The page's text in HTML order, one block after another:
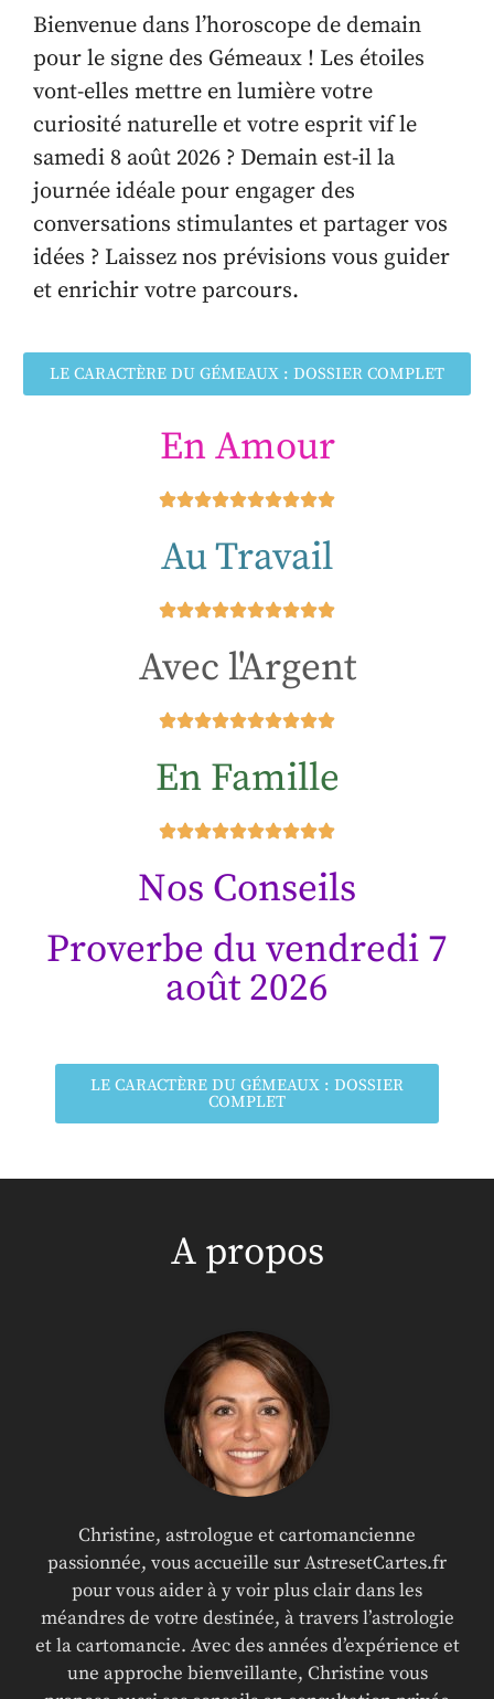
Bienvenue dans l’horoscope de demain
pour le signe des Gémeaux ! Les étoiles
vont-elles mettre en lumière votre
curiosité naturelle et votre esprit vif le
samedi 8 août 2026 ? Demain est-il la
journée idéale pour engager des
conversations stimulantes et partager vos
idées ? Laissez nos prévisions vous guider
et enrichir votre parcours.
LE CARACTÈRE DU GÉMEAUX : DOSSIER COMPLET
En Amour
Au Travail
Avec l'Argent
En Famille
Nos Conseils
Proverbe du vendredi 7
août 2026
LE CARACTÈRE DU GÉMEAUX : DOSSIER
COMPLET
A propos
Christine, astrologue et cartomancienne
passionnée, vous accueille sur AstresetCartes.fr
pour vous aider à y voir plus clair dans les
méandres de votre destinée, à travers l’astrologie
et la cartomancie. Avec des années d’expérience et
une approche bienveillante, Christine vous